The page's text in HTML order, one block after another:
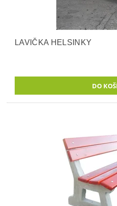
LAVIČKA HELSINKY